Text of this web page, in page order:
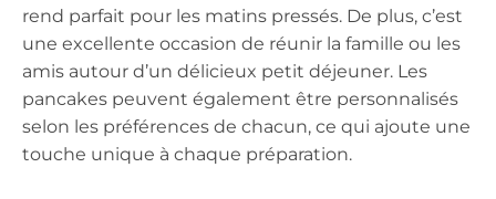
rend parfait pour les matins pressés. De plus, c’est
une excellente occasion de réunir la famille ou les
amis autour d’un délicieux petit déjeuner. Les
pancakes peuvent également être personnalisés
selon les préférences de chacun, ce qui ajoute une
touche unique à chaque préparation.